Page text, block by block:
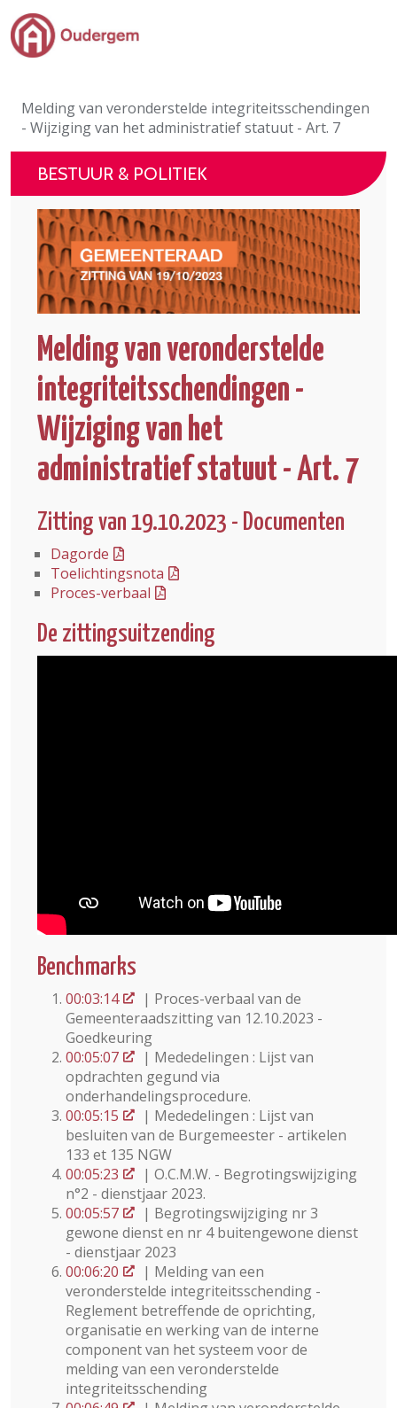
Ga naar de hoofdinhoud
Evenementen & Verenigingen
eLoket
Leven in Oudergem
In 1 klik
Melding van veronderstelde integriteitsschendingen
- Wijziging van het administratief statuut - Art. 7
BESTUUR & POLITIEK
Melding van veronderstelde
integriteitsschendingen -
Wijziging van het
administratief statuut - Art. 7
Zitting van 19.10.2023 - Documenten
Dagorde
Toelichtingsnota
Proces-verbaal
De zittingsuitzending
Benchmarks
00:03:14
| Proces-verbaal van de
Gemeenteraadszitting van 12.10.2023 -
Goedkeuring
00:05:07
| Mededelingen : Lijst van
opdrachten gegund via
onderhandelingsprocedure.
00:05:15
| Mededelingen : Lijst van
besluiten van de Burgemeester - artikelen
133 et 135 NGW
00:05:23
| O.C.M.W. - Begrotingswijziging
n°2 - dienstjaar 2023.
00:05:57
| Begrotingswijziging nr 3
gewone dienst en nr 4 buitengewone dienst
- dienstjaar 2023
00:06:20
| Melding van een
veronderstelde integriteitsschending -
Reglement betreffende de oprichting,
organisatie en werking van de interne
component van het systeem voor de
melding van een veronderstelde
integriteitsschending